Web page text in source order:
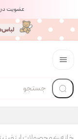
عضویت در